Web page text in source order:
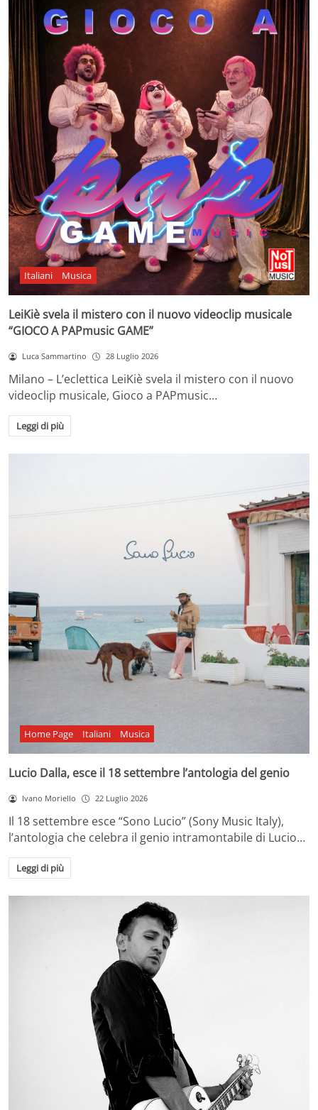
Italiani Musica
LeiKiè svela il mistero con il nuovo videoclip musicale
“GIOCO A PAPmusic GAME”
Luca Sammartino 28 Luglio 2026
Milano – L’eclettica LeiKiè svela il mistero con il nuovo
videoclip musicale, Gioco a PAPmusic…
Leggi di più
Home Page Italiani Musica
Lucio Dalla, esce il 18 settembre l’antologia del genio
Ivano Moriello 22 Luglio 2026
Il 18 settembre esce “Sono Lucio” (Sony Music Italy),
l’antologia che celebra il genio intramontabile di Lucio…
Leggi di più